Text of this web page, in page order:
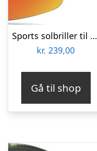
Sports solbriller til mænd Kaleu Drift – TR90 letvægtsramme, orange linser Ø6,5 cm, brobredde 1,6 cm
kr. 239,00
Gå til shop